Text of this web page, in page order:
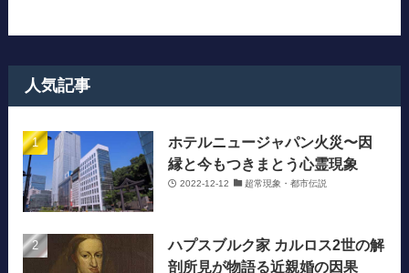
人気記事
ホテルニュージャパン火災〜因
縁と今もつきまとう心霊現象
2022-12-12 超常現象・都市伝説
ハプスブルク家 カルロス2世の解
剖所見が物語る近親婚の因果